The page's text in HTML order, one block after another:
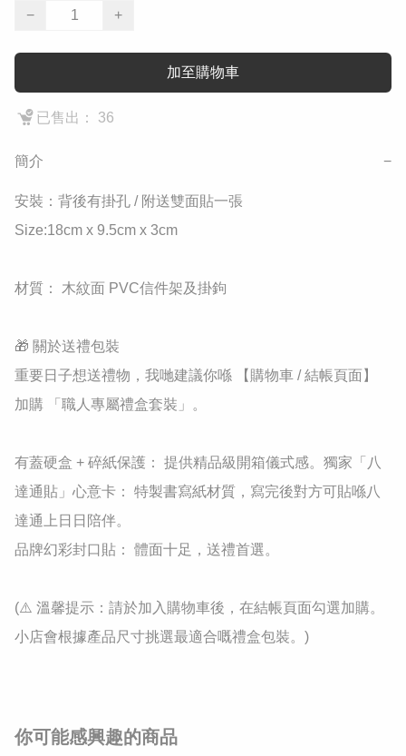
−
+
加至購物車
已售出： 36
簡介 −
安裝：背後有掛孔 / 附送雙面貼一張
Size:18cm x 9.5cm x 3cm
材質： 木紋面 PVC信件架及掛鉤
​🎁 關於送禮包裝
​重要日子想送禮物，我哋建議你喺 【購物車 / 結帳頁面】
加購 「職人專屬禮盒套裝」。
​有蓋硬盒 + 碎紙保護： 提供精品級開箱儀式感。​獨家「八
達通貼」心意卡： 特製書寫紙材質，寫完後對方可貼喺八
達通上日日陪伴。
​品牌幻彩封口貼： 體面十足，送禮首選。
​(⚠️ 溫馨提示：請於加入購物車後，在結帳頁面勾選加購。
小店會根據產品尺寸挑選最適合嘅禮盒包裝。)
你可能感興趣的商品